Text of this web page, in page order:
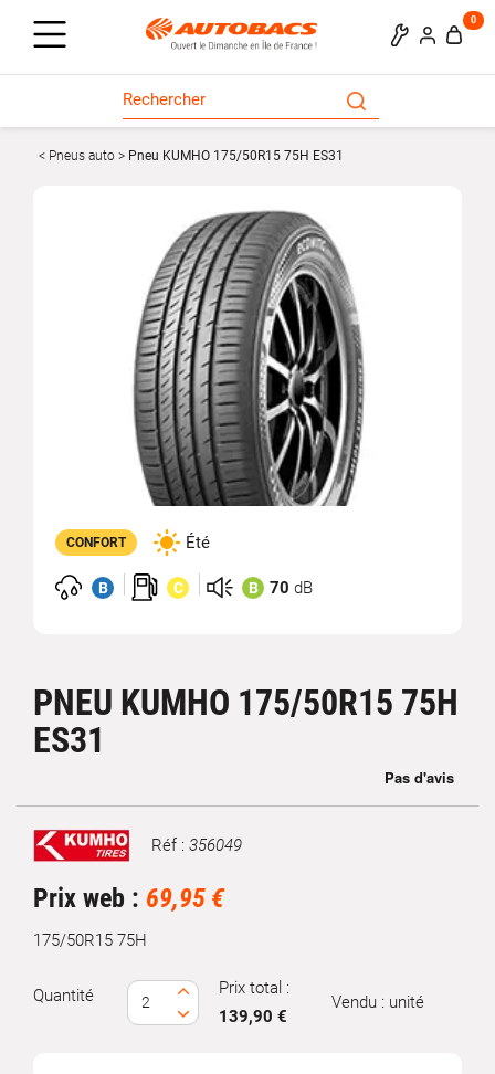
0
Pneus auto Pneu KUMHO 175/50R15 75H ES31
PNEU KUMHO 175/50R15 75H
ES31
CONFORT Été
B C B 70 dB
Marque Réf : 356049
Prix web : 69,95 €
175/50R15 75H
Quantité
Prix total :
139,90 €
Vendu : unité